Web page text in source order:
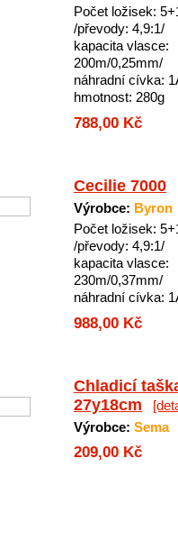
Počet ložisek:
/převody: 4,9:1/
kapacita vlasce:
200m/0,25mm/
náhradní cívka:
hmotnost: 280g
788,00 Kč
Cecilie 7000
Výrobce: Byron
Počet ložisek:
/převody: 4,9:1/
kapacita vlasce:
230m/0,37mm/
náhradní cívka:
988,00 Kč
Chladicí
27y18cm
Výrobce: Sema
209,00 Kč